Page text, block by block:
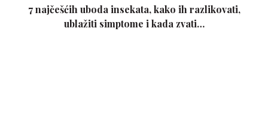
7 najčešćih uboda insekata, kako ih razlikovati,
ublažiti simptome i kada zvati…